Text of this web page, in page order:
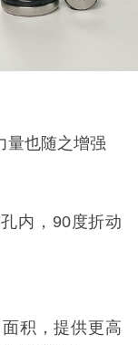
量也随之增强
内，90度折动
积，提供更高